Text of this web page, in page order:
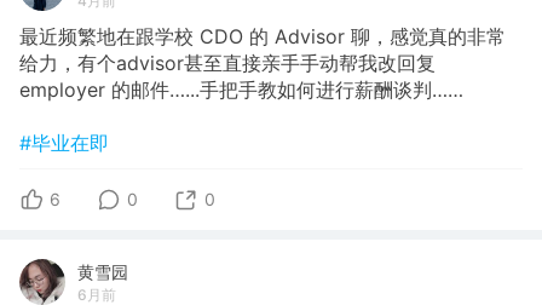
最近频繁地在跟学校 CDO 的 Advisor 聊，感觉真的非常
给力，有个advisor甚至直接亲手手动帮我改回复
employer 的邮件…...手把手教如何进行薪酬谈判……
#毕业在即
6 0 0
黄雪园
6月前